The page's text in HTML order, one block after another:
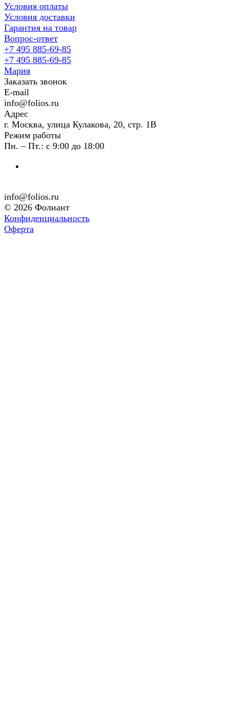
Условия оплаты
Условия доставки
Гарантия на товар
Вопрос-ответ
+7 495 885-69-85
+7 495 885-69-85
Мария
Заказать звонок
E-mail
info@folios.ru
Адрес
г. Москва, улица Кулакова, 20, стр. 1В
Режим работы
Пн. – Пт.: с 9:00 до 18:00
info@folios.ru
© 2026 Фолиант
Конфиденциальность
Оферта